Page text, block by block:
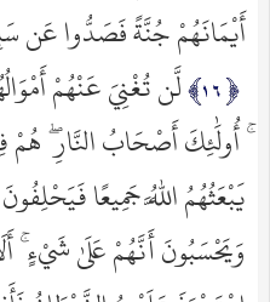
أَيْمَانَهُمْ جُنَّةً فَصَدُّوا عَن
لَّن تُغْنِيَ عَنْهُمْ
أُولَٰئِكَ أَصْحَابُ النَّارِ ۖ هُمْ
يَبْعَثُهُمُ اللَّهُ جَمِيعًا
وَيَحْسَبُونَ أَنَّهُمْ عَلَىٰ شَيْءٍ